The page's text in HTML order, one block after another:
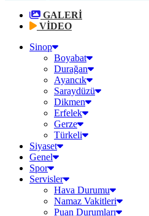
GALERİ
VİDEO
Sinop
Boyabat
Durağan
Ayancık
Saraydüzü
Dikmen
Erfelek
Gerze
Türkeli
Siyaset
Genel
Spor
Servisler
Hava Durumu
Namaz Vakitleri
Puan Durumları